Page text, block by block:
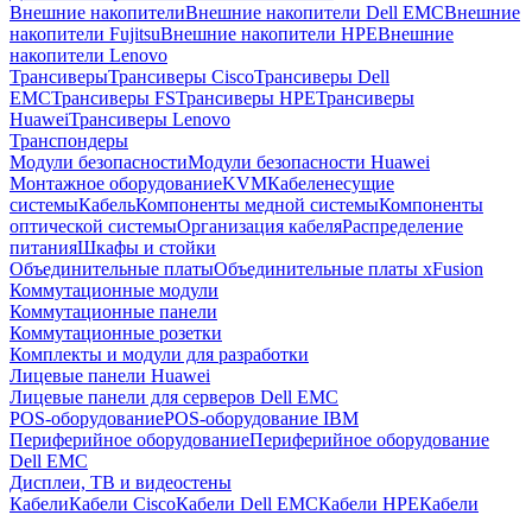
Внешние накопителиВнешние накопители Dell EMCВнешние
накопители FujitsuВнешние накопители HPEВнешние
накопители Lenovo
ТрансиверыТрансиверы CiscoТрансиверы Dell
EMCТрансиверы FSТрансиверы HPEТрансиверы
HuaweiТрансиверы Lenovo
Транспондеры
Модули безопасностиМодули безопасности Huawei
Монтажное оборудованиеKVMКабеленесущие
системыКабельКомпоненты медной системыКомпоненты
оптической системыОрганизация кабеляРаспределение
питанияШкафы и стойки
Объединительные платыОбъединительные платы xFusion
Коммутационные модули
Коммутационные панели
Коммутационные розетки
Комплекты и модули для разработки
Лицевые панели Huawei
Лицевые панели для серверов Dell EMC
POS-оборудованиеPOS-оборудование IBM
Периферийное оборудованиеПериферийное оборудование
Dell EMC
Дисплеи, ТВ и видеостены
КабелиКабели CiscoКабели Dell EMCКабели HPEКабели